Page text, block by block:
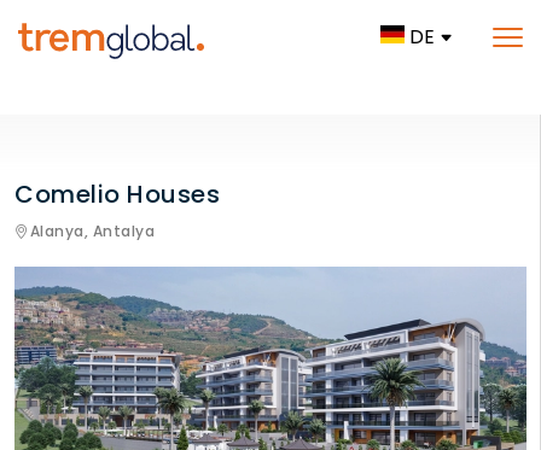
DE
Comelio Houses
Alanya, Antalya